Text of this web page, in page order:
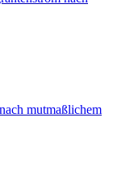
mutmaßlichem